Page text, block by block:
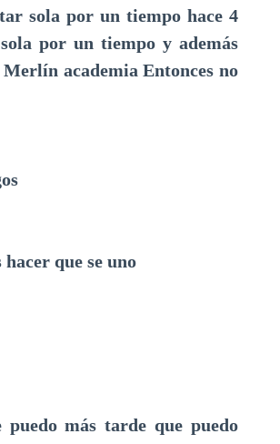
sola por un tiempo hace 4
por un tiempo y además
academia Entonces no
que se uno
más tarde que puedo